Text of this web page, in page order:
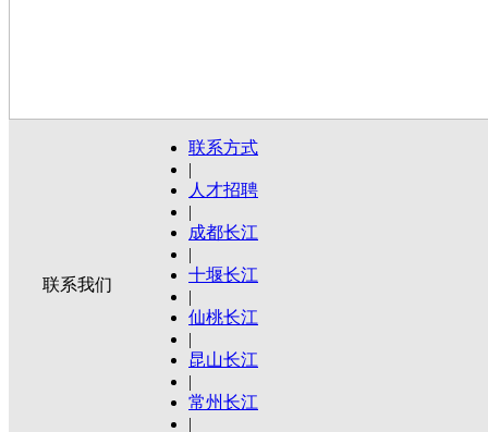
联系我们
联系方式
|
人才招聘
|
成都长江
|
十堰长江
|
仙桃长江
|
昆山长江
|
常州长江
|